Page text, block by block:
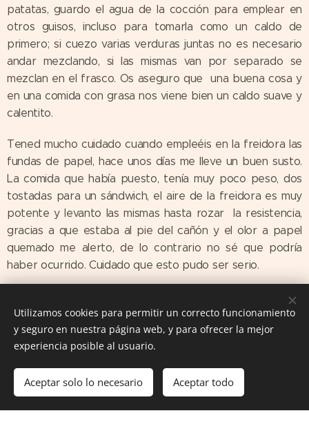
patatas, guardo el agua de la cocción para emplear en
otros guisos, incluso para tomarla como un caldo de
primero; si cuezo varias verduras juntas no es necesario
andar mezclando, si las mismas van por separado se
mezclan en el frasco. Os aseguro que una buena cosa y
en una comida con grasa nos viene bien un caldo suave y
calentito.
Tened mucho cuidado cuando empleéis en la freidora las
fundas de papel, hace unos días me lleve un buen susto.
La comida que había puesto, tenía muy poco peso, dos
tostadas para un sándwich, el aire de la freidora es muy
potente y levanto las mismas hasta rozar la resistencia,
gracias a que estaba al pie del cañón y el olor a papel
quemado me alerto, de lo contrario no sé que podría
haber ocurrido. Cuidado que esto pudo ser serio.
Las Comiditas de Mami. Recetas con Historia © 2016
Creado conWebnode Cookies
Utilizamos cookies para permitir un correcto funcionamiento
y seguro en nuestra página web, y para ofrecer la mejor
experiencia posible al usuario.
Aceptar solo lo necesario Aceptar todo